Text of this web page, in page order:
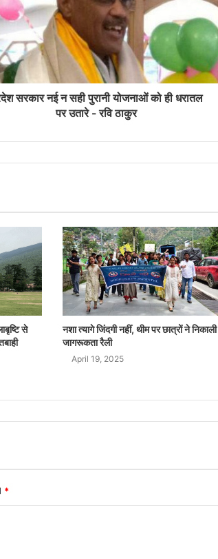
सरकार नई न सही पुरानी योजनाओं को ही धरातल
पर उतारे - रवि ठाकुर
से
नशा त्यागे जिंदगी नहीं, थीम पर छात्रों ने निकाली
जागरूकता रैली
April 19, 2025
*